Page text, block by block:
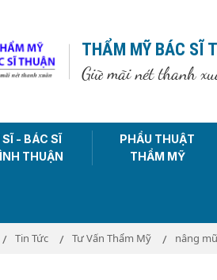
THẨM MỸ BÁC SĨ
Giữ mãi nét thanh
SĨ - BÁC SĨ
THUẬN
PHẨU THUẬT
THẨM MỸ
Tin Tức Tư Vấn Thẩm Mỹ nâng